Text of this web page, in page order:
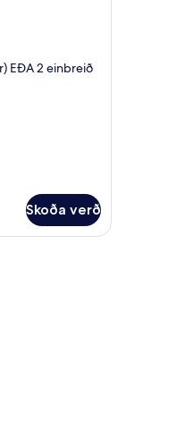
EÐA 2 einbreið
Skoða verð